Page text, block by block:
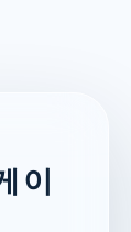
이